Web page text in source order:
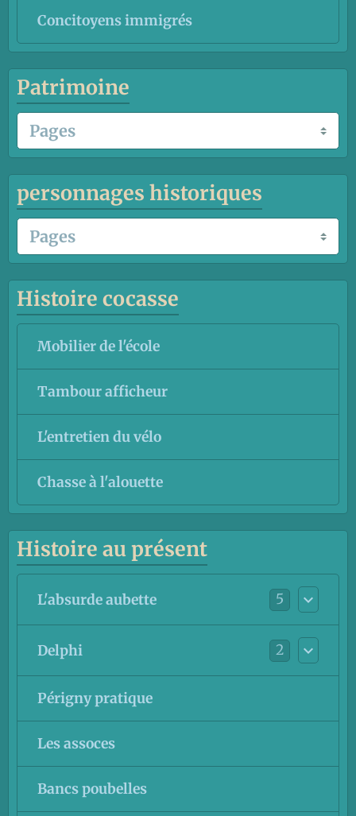
Concitoyens immigrés
Patrimoine
personnages historiques
Histoire cocasse
Mobilier de l'école
Tambour afficheur
L'entretien du vélo
Chasse à l'alouette
Histoire au présent
L'absurde aubette 5
Delphi 2
Périgny pratique
Les assoces
Bancs poubelles